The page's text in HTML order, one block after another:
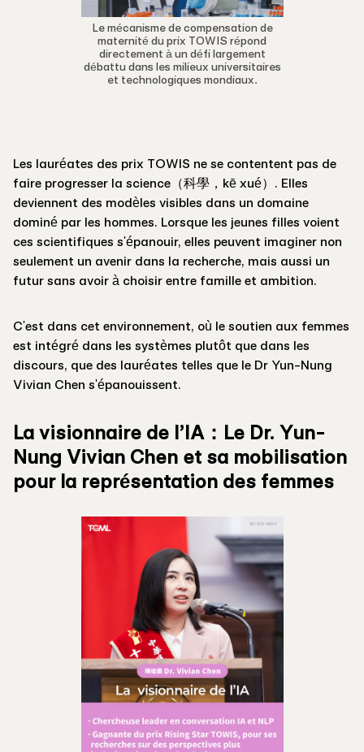
Le mécanisme de compensation de
maternité du prix TOWIS répond
directement à un défi largement
débattu dans les milieux universitaires
et technologiques mondiaux.
Les lauréates des prix TOWIS ne se contentent pas de
faire progresser la science（科學，kē xué）. Elles
deviennent des modèles visibles dans un domaine
dominé par les hommes. Lorsque les jeunes filles voient
ces scientifiques s'épanouir, elles peuvent imaginer non
seulement un avenir dans la recherche, mais aussi un
futur sans avoir à choisir entre famille et ambition.
C'est dans cet environnement, où le soutien aux femmes
est intégré dans les systèmes plutôt que dans les
discours, que des lauréates telles que le Dr Yun-Nung
Vivian Chen s'épanouissent.
La visionnaire de l’IA：Le Dr. Yun-
Nung Vivian Chen et sa mobilisation
pour la représentation des femmes